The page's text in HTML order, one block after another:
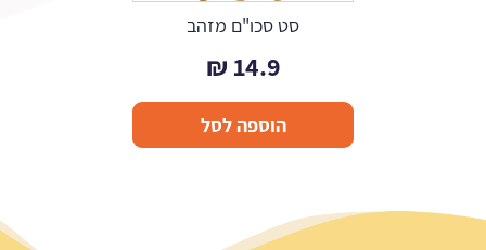
סט סכו"ם מזהב
14.9
₪
הוספה לסל